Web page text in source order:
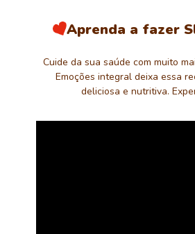
Aprenda a fazer
Cuide da sua saúde com muito
Emoções integral deixa essa
deliciosa e nutritiva.